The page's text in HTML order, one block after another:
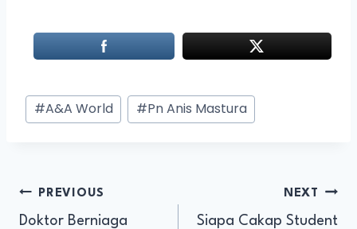
#A&A World #Pn Anis Mastura
PREVIOUS
Doktor Berniaga
NEXT
Siapa Cakap Student